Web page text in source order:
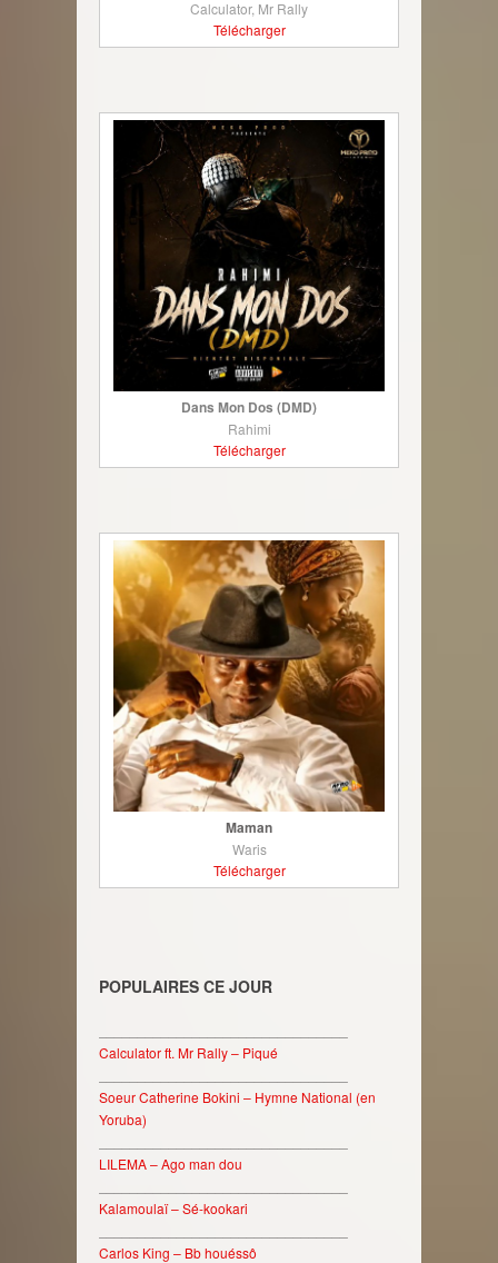
Calculator, Mr Rally
Télécharger
Dans Mon Dos (DMD)
Rahimi
Télécharger
Maman
Waris
Télécharger
POPULAIRES CE JOUR
Calculator ft. Mr Rally – Piqué
Soeur Catherine Bokini – Hymne National (en
Yoruba)
LILEMA – Ago man dou
Kalamoulaï – Sé-kookari
Carlos King – Bb houéssô